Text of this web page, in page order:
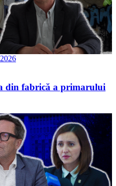
din fabrică a primarului